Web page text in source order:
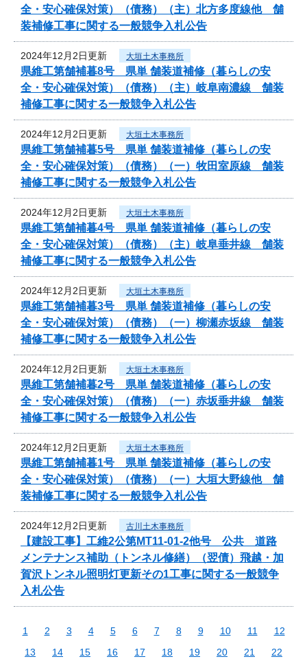
全・安心確保対策）（債務）（主）北方多度線他 舗
装補修工事に関する一般競争入札公告
2024年12月2日更新 大垣土木事務所
県維工第舗補暮8号 県単 舗装道補修（暮らしの安
全・安心確保対策）（債務）（主）岐阜南濃線 舗装
補修工事に関する一般競争入札公告
2024年12月2日更新 大垣土木事務所
県維工第舗補暮5号 県単 舗装道補修（暮らしの安
全・安心確保対策）（債務）（一）牧田室原線 舗装
補修工事に関する一般競争入札公告
2024年12月2日更新 大垣土木事務所
県維工第舗補暮4号 県単 舗装道補修（暮らしの安
全・安心確保対策）（債務）（主）岐阜垂井線 舗装
補修工事に関する一般競争入札公告
2024年12月2日更新 大垣土木事務所
県維工第舗補暮3号 県単 舗装道補修（暮らしの安
全・安心確保対策）（債務）（一）柳瀬赤坂線 舗装
補修工事に関する一般競争入札公告
2024年12月2日更新 大垣土木事務所
県維工第舗補暮2号 県単 舗装道補修（暮らしの安
全・安心確保対策）（債務）（一）赤坂垂井線 舗装
補修工事に関する一般競争入札公告
2024年12月2日更新 大垣土木事務所
県維工第舗補暮1号 県単 舗装道補修（暮らしの安
全・安心確保対策）（債務）（一）大垣大野線他 舗
装補修工事に関する一般競争入札公告
2024年12月2日更新 古川土木事務所
【建設工事】工維2公第MT11-01-2他号 公共 道路
メンテナンス補助（トンネル修繕）（翌債）飛越・加
賀沢トンネル照明灯更新その1工事に関する一般競争
入札公告
1 2 3 4 5 6 7 8 9 10 11
12
13
14 15 16 17 18 19 20 21
22